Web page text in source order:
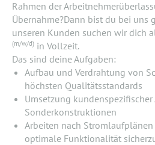
Rahmen der
Übernahme?Dann bist du bei uns
unseren Kunden suchen wir dich
(m/w/d) in Vollzeit.
Das sind deine Aufgaben:
Aufbau und Verdrahtung von
höchsten Qualitätsstandards
Umsetzung
Sonderkonstruktionen
Arbeiten nach
optimale Funktionalität